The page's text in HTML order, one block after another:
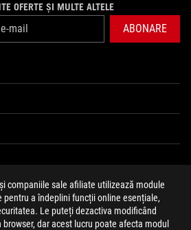
și companiile sale afiliate utilizează module
pentru a îndeplini funcții online esențiale,
Le puteți dezactiva modificând
dar acest lucru poate afecta modul
OFERTE ȘI MULTE ALTELE
ABONARE